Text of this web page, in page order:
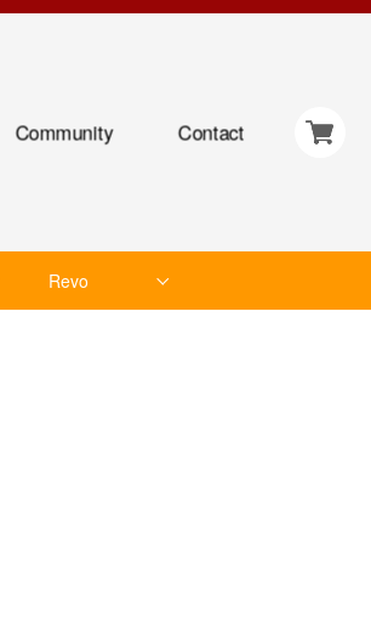
Community Contact
Revo